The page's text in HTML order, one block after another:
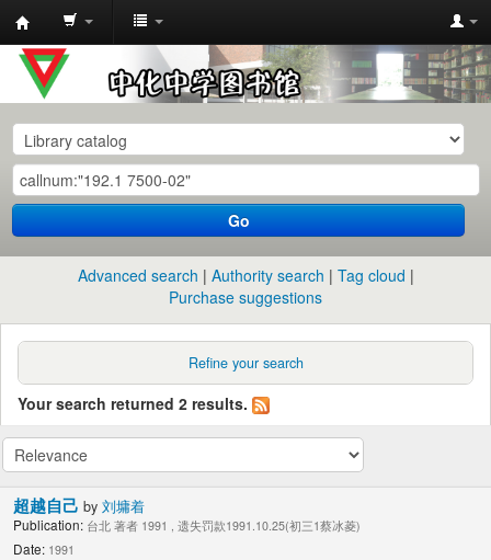
中
化
中
学
图
书
馆
目
Go
Advanced search Authority search
Tag cloud
Purchase suggestions
Refine your search
Your search returned 2 results.
超越自己by刘墉着
Publication: 台北 著者 1991 , 遗失罚款1991.10.25(初三1蔡冰菱)
Date: 1991